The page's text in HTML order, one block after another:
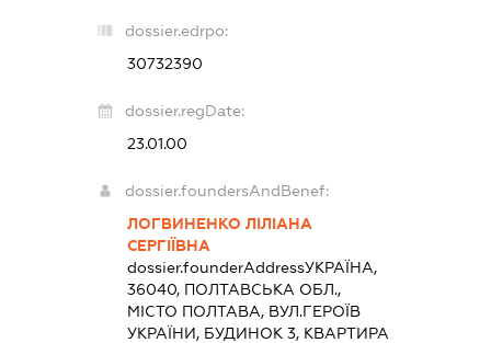
dossier.edrpo:
30732390
dossier.regDate:
23.01.00
dossier.foundersAndBenef:
ЛОГВИНЕНКО ЛІЛІАНА
СЕРГІЇВНА
dossier.founderAddressУКРАЇНА,
36040, ПОЛТАВСЬКА ОБЛ.,
МІСТО ПОЛТАВА, ВУЛ.ГЕРОЇВ
УКРАЇНИ, БУДИНОК 3, КВАРТИРА